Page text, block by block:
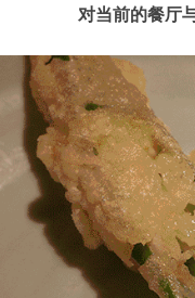
对当前的餐厅